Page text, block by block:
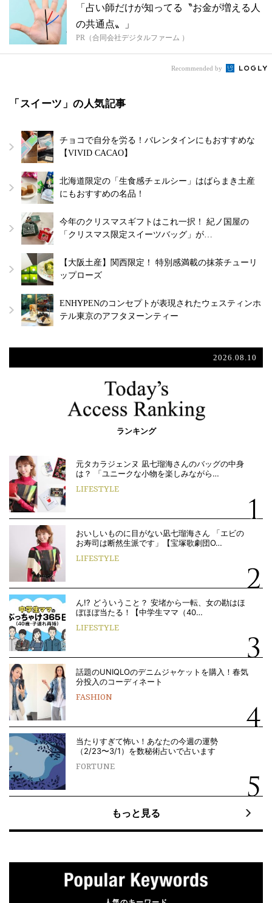
「占い師だけが知ってる〝お金が増える人
の共通点〟」
PR（合同会社デジタルファーム ）
Recommended by
「スイーツ」の人気記事
チョコで自分を労る！バレンタインにもおすすめな
【VIVID CACAO】
北海道限定の「生食感チェルシー」はばらまき土産
にもおすすめの名品！
今年のクリスマスギフトはこれ一択！ 紀ノ国屋の
「クリスマス限定スイーツバッグ」が…
【大阪土産】関西限定！ 特別感満載の抹茶チューリ
ップローズ
ENHYPENのコンセプトが表現されたウェスティンホ
テル東京のアフタヌーンティー
2026.08.10
ランキング
元タカラジェンヌ 凪七瑠海さんのバッグの中身
は？ 「ユニークな小物を楽しみながら…
LIFESTYLE
おいしいものに目がない凪七瑠海さん 「エビの
お寿司は断然生派です」【宝塚歌劇団O…
LIFESTYLE
ん!? どういうこと？ 安堵から一転、女の勘はほ
ぼほぼ当たる！【中学生ママ（40…
LIFESTYLE
話題のUNIQLOのデニムジャケットを購入！春気
分投入のコーディネート
FASHION
当たりすぎて怖い！あなたの今週の運勢
（2/23〜3/1）を数秘術占いで占います
FORTUNE
もっと見る